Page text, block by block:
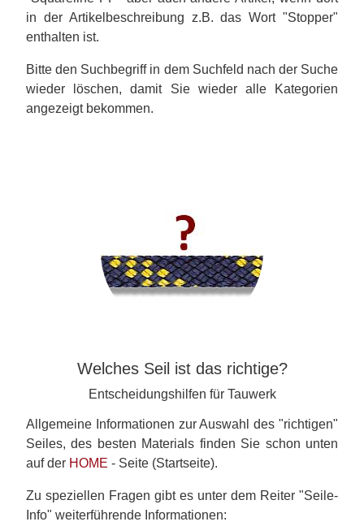
in der Artikelbeschreibung z.B. das Wort "Stopper"
enthalten ist.
Bitte den Suchbegriff in dem Suchfeld nach der Suche
wieder löschen, damit Sie wieder alle Kategorien
angezeigt bekommen.
Welches Seil ist das richtige?
Entscheidungshilfen für Tauwerk
Allgemeine Informationen zur Auswahl des "richtigen"
Seiles, des besten Materials finden Sie schon unten
auf der HOME - Seite (Startseite).
Zu speziellen Fragen gibt es unter dem Reiter "Seile-
Info" weiterführende Informationen: